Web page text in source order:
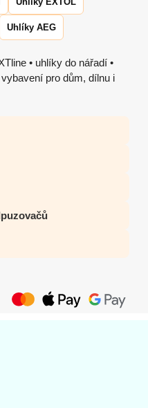
Uhlíky AEG
• uhlíky do nářadí •
pro dům, dílnu i